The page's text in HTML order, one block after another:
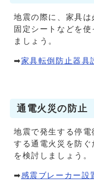
地震の際に、家具
固定シートなどを
ましょう。
➡家具転倒防止器具
通電火災の防止
地震で発生する停
する通電火災を防
を検討しましょう。
➡感震ブレーカー設